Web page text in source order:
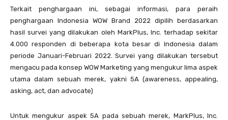
Terkait penghargaan ini, sebagai informasi, para peraih
penghargaan Indonesia WOW Brand 2022 dipilih berdasarkan
hasil survei yang dilakukan oleh MarkPlus, Inc. terhadap sekitar
4.000 responden di beberapa kota besar di Indonesia dalam
periode Januari-Februari 2022. Survei yang dilakukan tersebut
mengacu pada konsep WOW Marketing yang mengukur lima aspek
utama dalam sebuah merek, yakni 5A (awareness, appealing,
asking, act, dan advocate)
Untuk mengukur aspek 5A pada sebuah merek, MarkPlus, Inc.